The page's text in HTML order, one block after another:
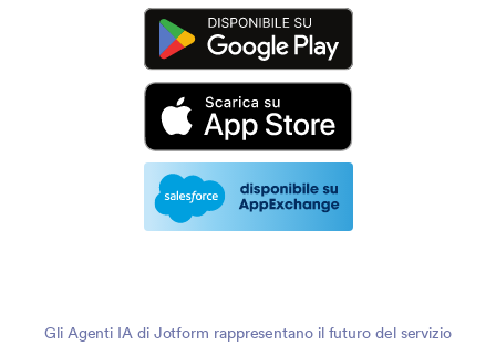
Gli Agenti IA di Jotform rappresentano il futuro del servizio